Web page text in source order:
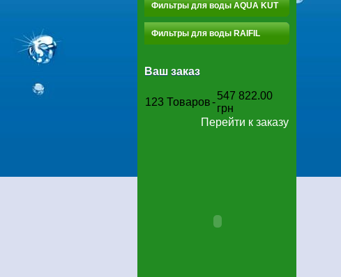
Фильтры для воды AQUA KUT
Фильтры для воды RAIFIL
Ваш заказ
123 Товаров-
547 822.00
грн
Перейти к заказу